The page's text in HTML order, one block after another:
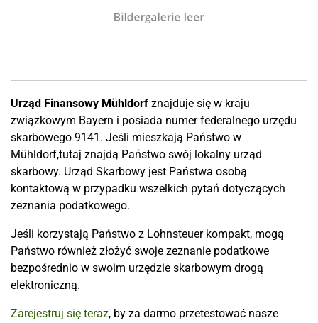
Urząd Finansowy Mühldorf znajduje się w kraju
związkowym Bayern i posiada numer federalnego urzędu
skarbowego 9141. Jeśli mieszkają Państwo w
Mühldorf,tutaj znajdą Państwo swój lokalny urząd
skarbowy. Urząd Skarbowy jest Państwa osobą
kontaktową w przypadku wszelkich pytań dotyczących
zeznania podatkowego.
Jeśli korzystają Państwo z Lohnsteuer kompakt, mogą
Państwo również złożyć swoje zeznanie podatkowe
bezpośrednio w swoim urzędzie skarbowym drogą
elektroniczną.
Zarejestruj się teraz, by za darmo przetestować nasze